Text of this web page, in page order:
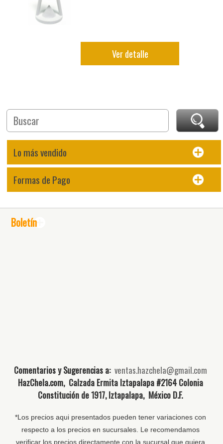
Ver detalle
Lo más vendido
Formas de Pago
Boletín
Comentarios y Sugerencias a: ventas.hazchela@gmail.com
HazChela.com, Calzada Ermita Iztapalapa #2164 Colonia
Constitución de 1917, Iztapalapa, México D.F.
*Los precios aqui presentados pueden tener variaciones con
respecto a los precios en sucursales. Le recomendamos
verificar los precios directamente con la sucursal que quiera